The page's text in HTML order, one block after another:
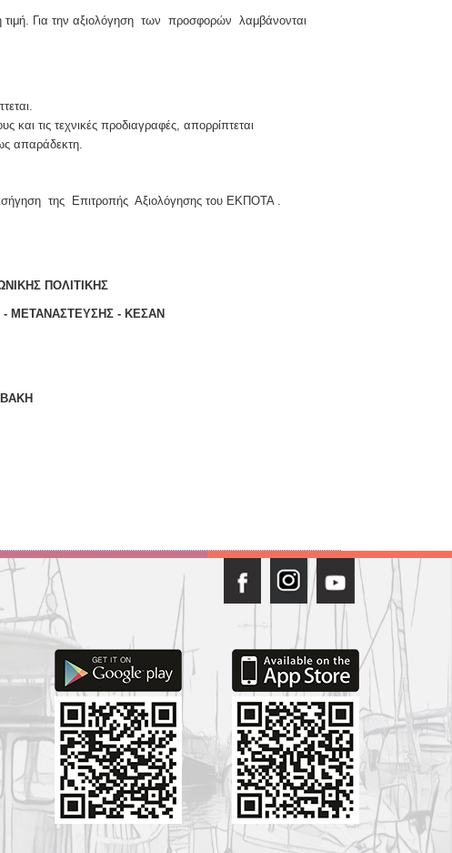
Για την αξιολόγηση των προσφορών λαμβάνονται
και τις τεχνικές προδιαγραφές, απορρίπτεται
απαράδεκτη.
της Επιτροπής Αξιολόγησης του ΕΚΠΟΤΑ .
ΠΟΛΙΤΙΚΗΣ
ΜΕΤΑΝΑΣΤΕΥΣΗΣ - ΚΕΣΑΝ